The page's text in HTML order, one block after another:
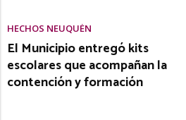
HECHOS NEUQUÉN
El Municipio entregó kits
escolares que acompañan la
contención y formación